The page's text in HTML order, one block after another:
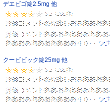
デエビゴ錠2.5mg 他
クービビック錠25mg 他